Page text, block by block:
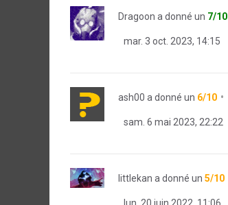
Dragoon a donné un 7/10
mar. 3 oct. 2023, 14:15
ash00 a donné un 6/10
sam. 6 mai 2023, 22:22
littlekan a donné un 5/10